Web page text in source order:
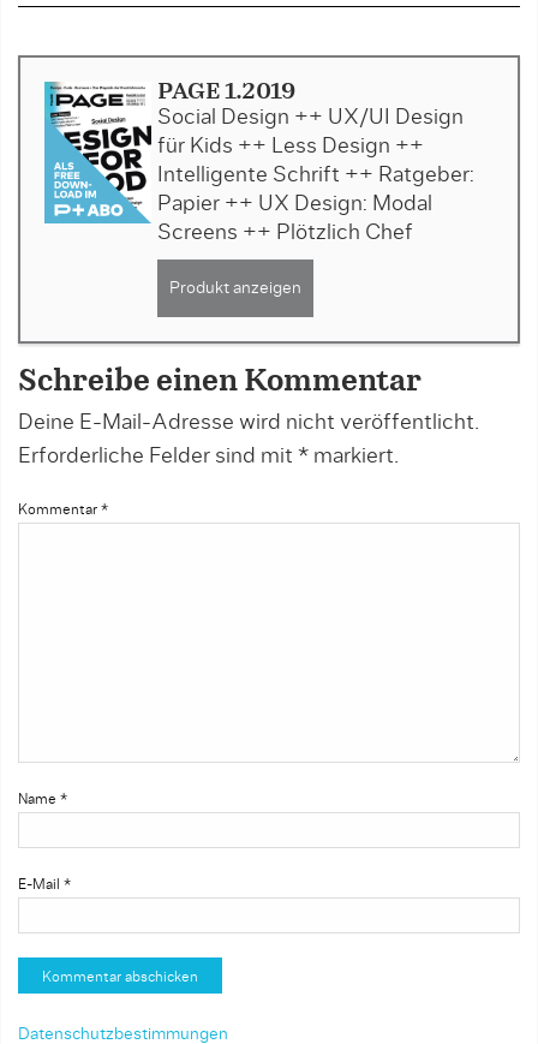
PAGE 1.2019
Social Design ++ UX/UI Design
für Kids ++ Less Design ++
Intelligente Schrift ++ Ratgeber:
Papier ++ UX Design: Modal
Screens ++ Plötzlich Chef
Produkt anzeigen
Schreibe einen Kommentar
Deine E-Mail-Adresse wird nicht veröffentlicht.
Erforderliche Felder sind mit * markiert.
Kommentar *
Name *
E-Mail *
Datenschutzbestimmungen